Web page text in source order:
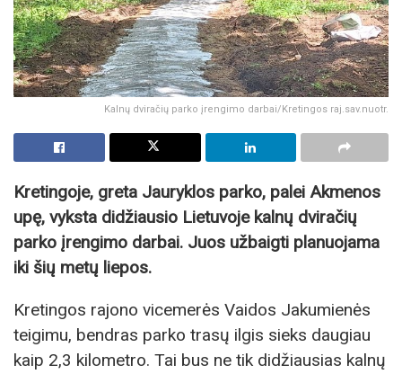
Kalnų dviračių parko įrengimo darbai/Kretingos raj.sav.nuotr.
Kretingoje, greta Jauryklos parko, palei Akmenos
upę, vyksta didžiausio Lietuvoje kalnų dviračių
parko įrengimo darbai. Juos užbaigti planuojama
iki šių metų liepos.
Kretingos rajono vicemerės Vaidos Jakumienės
teigimu, bendras parko trasų ilgis sieks daugiau
kaip 2,3 kilometro. Tai bus ne tik didžiausias kalnų